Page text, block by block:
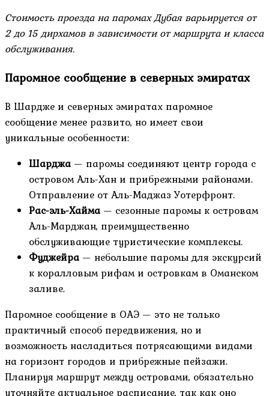
Стоимость проезда на паромах Дубая варьируется от
2 до 15 дирхамов в зависимости от маршрута и класса
обслуживания.
Паромное сообщение в северных эмиратах
В Шардже и северных эмиратах паромное
сообщение менее развито, но имеет свои
уникальные особенности:
Шарджа— паромы соединяют центр города с
островом Аль-Хан и прибрежными районами.
Отправление от Аль-Маджаз Уотерфронт.
Рас-эль-Хайма— сезонные паромы к островам
Аль-Марджан, преимущественно
обслуживающие туристические комплексы.
Фуджейра— небольшие паромы для экскурсий
к коралловым рифам и островкам в Оманском
заливе.
Паромное сообщение в ОАЭ — это не только
практичный способ передвижения, но и
возможность насладиться потрясающими видами
на горизонт городов и прибрежные пейзажи.
Планируя маршрут между островами, обязательно
уточняйте актуальное расписание, так как оно